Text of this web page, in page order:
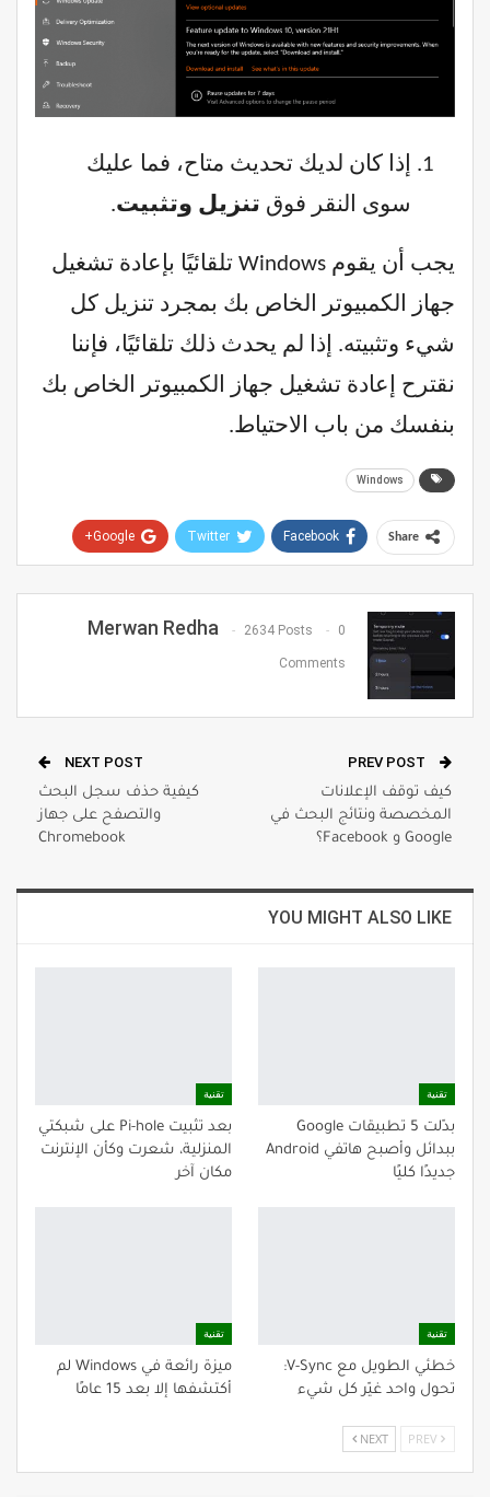
إذا كان لديك تحديث متاح، فما عليك
سوى النقر فوق تنزيل وتثبيت.
يجب أن يقوم Windows تلقائيًا بإعادة تشغيل
جهاز الكمبيوتر الخاص بك بمجرد تنزيل كل
شيء وتثبيته. إذا لم يحدث ذلك تلقائيًا، فإننا
نقترح إعادة تشغيل جهاز الكمبيوتر الخاص بك
بنفسك من باب الاحتياط.
Windows
Share
Facebook
Twitter
Google+
Email
Merwan Redha 2634 Posts 0
Comments
كيف توقف الإعلانات
المخصصة ونتائج البحث في
Google و Facebook؟
NEXT POST
كيفية حذف سجل البحث
والتصفح على جهاز
Chromebook
YOU MIGHT ALSO LIKE
تقنية
بدّلت 5 تطبيقات Google
ببدائل وأصبح هاتفي Android
جديدًا كليًا
تقنية
بعد تثبيت Pi-hole على شبكتي
المنزلية، شعرت وكأن الإنترنت
مكان آخر
تقنية
خطئي الطويل مع V-Sync:
تحول واحد غيّر كل شيء
تقنية
ميزة رائعة في Windows لم
أكتشفها إلا بعد 15 عامًا
NEXT